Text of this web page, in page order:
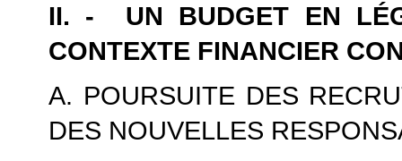
II. - UN BUDGET EN
CONTEXTE FINANCIER
A. POURSUITE DES
DES NOUVELLES